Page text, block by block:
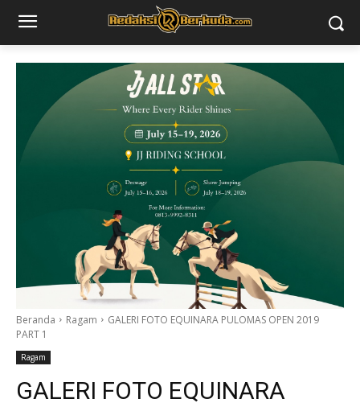
Beranda Ragam
GALERI FOTO EQUINARA PULOMAS OPEN 2019
PART 1
Ragam
GALERI FOTO EQUINARA